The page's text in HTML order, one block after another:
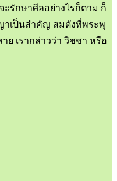
ะรักษาศีลอย่างไรก็ตาม ก็
าเป็นสำคัญ สมดังที่พระพุ
ย เรากล่าวว่า วิชชา หรือ